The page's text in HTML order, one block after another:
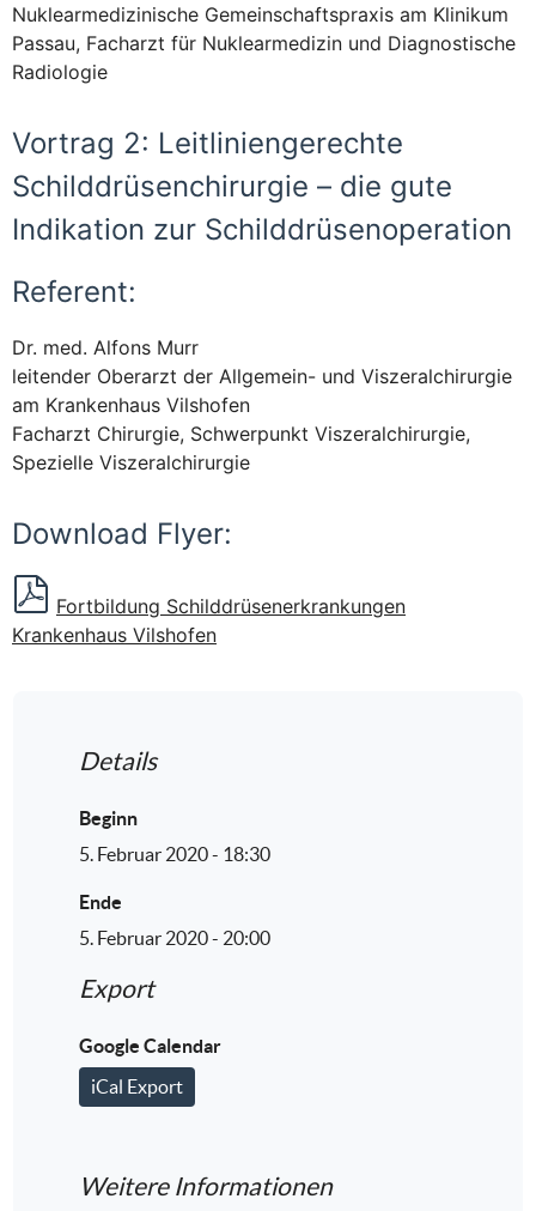
Nuklearmedizinische Gemeinschaftspraxis am Klinikum
Passau, Facharzt für Nuklearmedizin und Diagnostische
Radiologie
Vortrag 2: Leitliniengerechte
Schilddrüsenchirurgie – die gute
Indikation zur Schilddrüsenoperation
Referent:
Dr. med. Alfons Murr
leitender Oberarzt der Allgemein- und Viszeralchirurgie
am Krankenhaus Vilshofen
Facharzt Chirurgie, Schwerpunkt Viszeralchirurgie,
Spezielle Viszeralchirurgie
Download Flyer:
Fortbildung Schilddrüsenerkrankungen
Krankenhaus Vilshofen
Details
Beginn
5. Februar 2020 - 18:30
Ende
5. Februar 2020 - 20:00
Export
Google Calendar
iCal Export
Weitere Informationen